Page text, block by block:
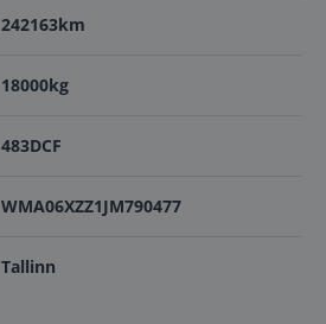
242163km
18000kg
483DCF
WMA06XZZ1JM790477
Tallinn